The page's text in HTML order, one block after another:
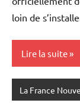
loin de
Lire la suite
La France